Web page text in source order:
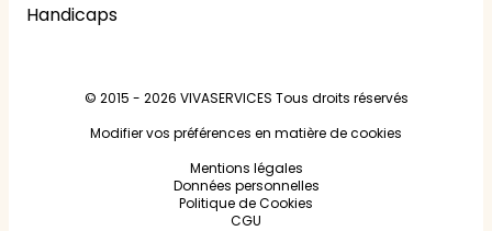
Handicaps
© 2015 - 2026 VIVASERVICES Tous droits réservés
Modifier vos préférences en matière de cookies
Mentions légales
Données personnelles
Politique de Cookies
CGU